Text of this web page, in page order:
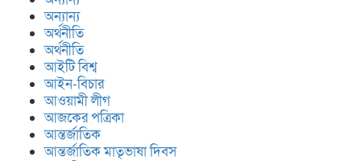
অন্যান্য
অর্থনীতি
অর্থনীতি
আইটি বিশ্ব
আইন-বিচার
আওয়ামী লীগ
আজকের পত্রিকা
আন্তর্জাতিক
আন্তর্জাতিক মাতৃভাষা দিবস